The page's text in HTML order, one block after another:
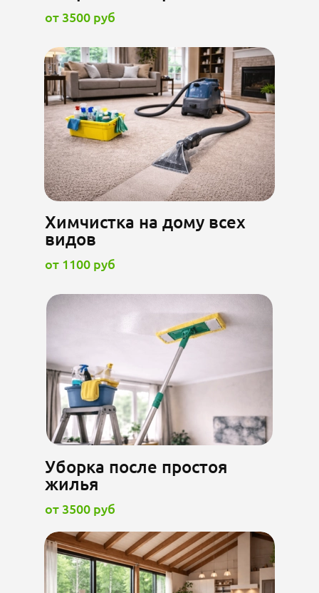
от 3500 руб
Химчистка на дому всех
видов
от 1100 руб
Уборка после простоя
жилья
от 3500 руб